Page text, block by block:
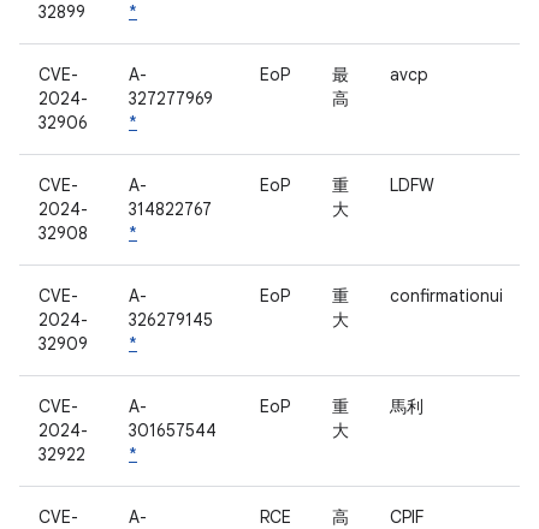
32899
*
CVE-
2024-
32906
A-
327277969
*
EoP
最
高
avcp
CVE-
2024-
32908
A-
314822767
*
EoP
重
大
LDFW
CVE-
2024-
32909
A-
326279145
*
EoP
重
大
confirmationui
CVE-
2024-
32922
A-
301657544
*
EoP
重
大
馬利
CVE-
A-
RCE 高 CPIF